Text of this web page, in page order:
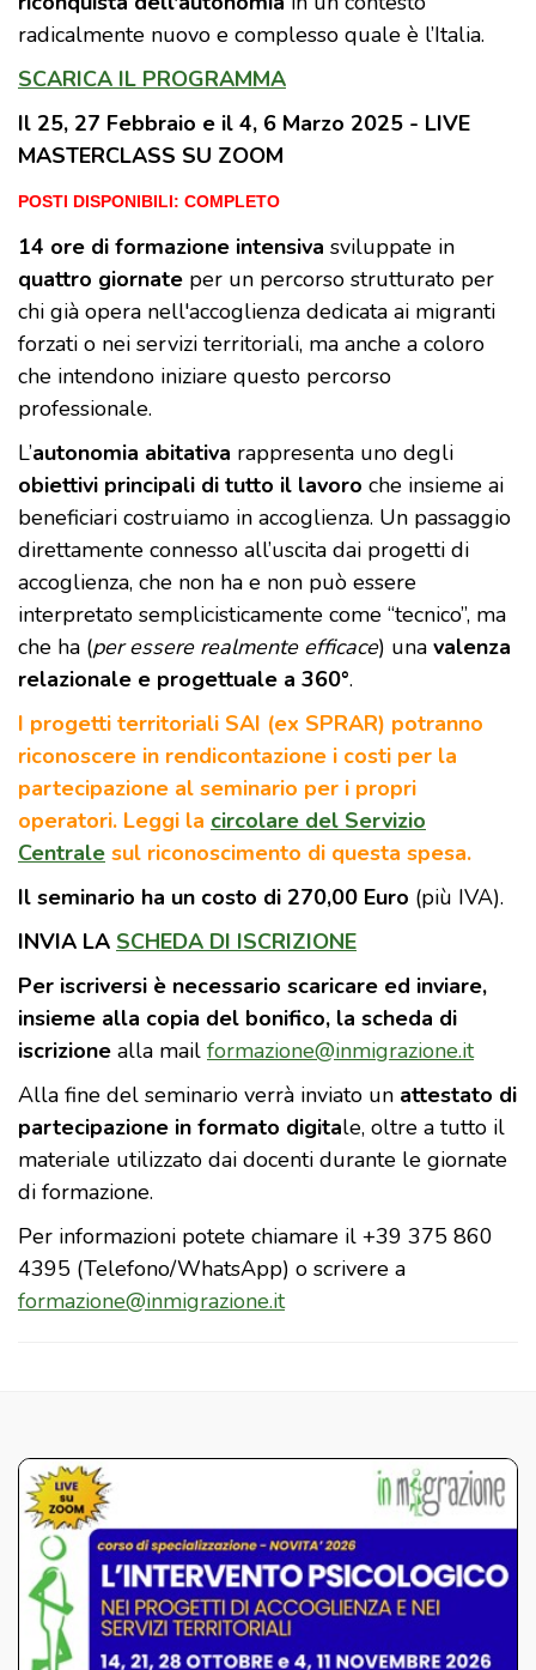
radicalmente nuovo e complesso quale è l’Italia.
SCARICA IL PROGRAMMA
Il 25, 27 Febbraio e il 4, 6 Marzo 2025 - LIVE
MASTERCLASS SU ZOOM
POSTI DISPONIBILI: COMPLETO
14 ore di formazione intensiva sviluppate in
quattro giornate per un percorso strutturato per
chi già opera nell'accoglienza dedicata ai migranti
forzati o nei servizi territoriali, ma anche a coloro
che intendono iniziare questo percorso
professionale.
L’autonomia abitativa rappresenta uno degli
obiettivi principali di tutto il lavoro che insieme ai
beneficiari costruiamo in accoglienza. Un passaggio
direttamente connesso all’uscita dai progetti di
accoglienza, che non ha e non può essere
interpretato semplicisticamente come “tecnico”, ma
che ha (per essere realmente efficace) una valenza
relazionale e progettuale a 360°.
I progetti territoriali SAI (ex SPRAR) potranno
riconoscere in rendicontazione i costi per la
partecipazione al seminario per i propri
operatori. Leggi la circolare del Servizio
Centrale sul riconoscimento di questa spesa.
Il seminario ha un costo di 270,00 Euro (più IVA).
INVIA LA SCHEDA DI ISCRIZIONE
Per iscriversi è necessario scaricare ed inviare,
insieme alla copia del bonifico, la scheda di
iscrizione alla mail formazione@inmigrazione.it
Alla fine del seminario verrà inviato un attestato di
partecipazione in formato digitale, oltre a tutto il
materiale utilizzato dai docenti durante le giornate
di formazione.
Per informazioni potete chiamare il +39 375 860
4395 (Telefono/WhatsApp) o scrivere a
formazione@inmigrazione.it